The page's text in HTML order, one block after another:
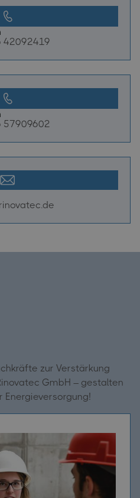
42092419
57909602
zur Verstärkung
GmbH – gestalten
Energieversorgung!